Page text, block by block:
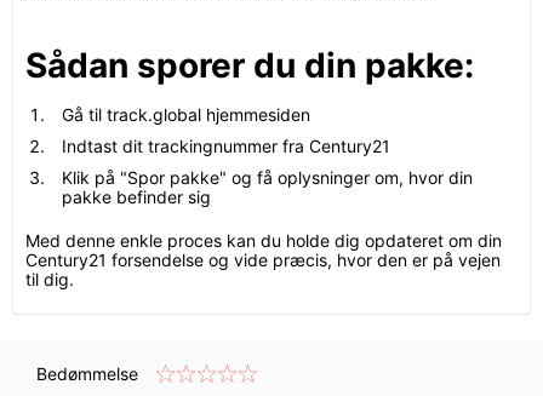
Sådan sporer du din pakke:
Gå til track.global hjemmesiden
Indtast dit trackingnummer fra Century21
Klik på "Spor pakke" og få oplysninger om, hvor din
pakke befinder sig
Med denne enkle proces kan du holde dig opdateret om din
Century21 forsendelse og vide præcis, hvor den er på vejen
til dig.
Bedømmelse